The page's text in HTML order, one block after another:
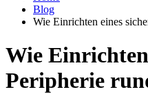
Blog
Wie Einrichten eines
Wie
Peripherie